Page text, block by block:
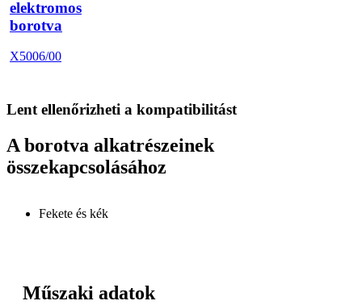
elektromos
borotva
X5006/00
Lent ellenőrizheti a kompatibilitást
A borotva alkatrészeinek
összekapcsolásához
Fekete és kék
Műszaki adatok